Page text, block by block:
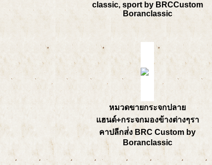
classic, sport by BRCCustom
Boranclassic
หมวดขายกระจกปลาย
แฮนด์+กระจกมองข้างต่างๆรา
คาปลีกส่่ง BRC Custom by
Boranclassic